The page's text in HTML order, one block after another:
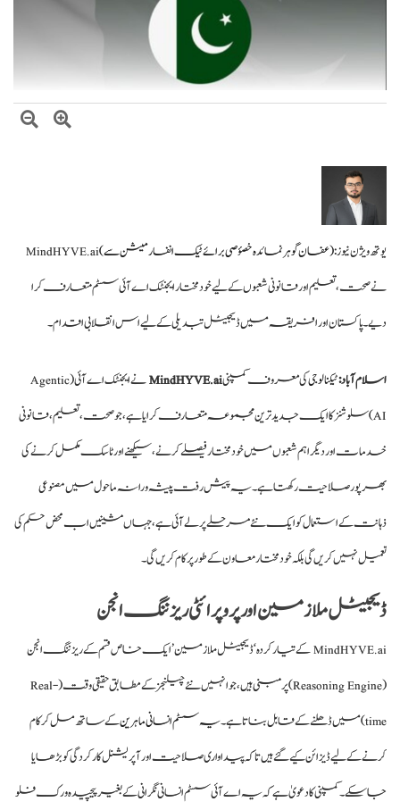
وزیراعظم شہباز شریف کا وفاقی وزارتوں اور ڈویژنز کی کارکردگی کا جامع جائزہ لینے کا
بلاول بھٹو کا آزاد کشمیر انتخابات پر دھاندلی کا الزام، ن لیگ پر سخت تنقید
یوتھ ویژن نیوز :( عفان گوہر نمائدہ خصؤصی برائے ٹیک انفارمیشن سے)MindHYVE.ai
نے صحت، تعلیم اور قانونی شعبوں کے لیے خود مختار ایجنٹک اے آئی سسٹم متعارف کرا
دیے۔ پاکستان اور افریقہ میں ڈیجیٹل تبدیلی کے لیے اس انقلابی اقدام۔
اسلام آباد :ٹیکنالوجیکی معروف کمپنیMindHYVE.ai
نے ایجنٹک اے آئی (Agentic
AI) سلوشنز کا ایک جدید ترین مجموعہ متعارف کرایا ہے، جو صحت، تعلیم، قانونی
خدمات اور دیگر اہم شعبوں میں خود مختار فیصلے کرنے، سیکھنے اور ٹاسک مکمل کرنے کی
بھرپور صلاحیت رکھتا ہے۔ یہ پیش رفت پیشہ ورانہ ماحول میں مصنوعی
ذہانت کے استعمال کو ایک نئے مرحلے پر لے آئی ہے، جہاں مشینیں اب محض حکم کی
تعمیل نہیں کریں گی بلکہ خود مختار معاون کے طور پر کام کریں گی۔
ڈیجیٹل ملازمین اور پروپرائٹی ریزننگ انجن
MindHYVE.ai کے تیار کردہ ‘ڈیجیٹل ملازمین’ ایک خاص قسم کے ریزننگ انجن
(Reasoning Engine) پر مبنی ہیں، جو انہیں نئے چیلنجز کے مطابق حقیقی وقت (Real-
time) میں ڈھلنے کے قابل بناتا ہے۔
یہ سسٹم انسانی ماہرینکے ساتھ مل کر کام
کرنے کے لیے ڈیزائن کیے گئے ہیں تاکہ پیداواری صلاحیت اور آپریشنل کارکردگی کو بڑھایا
جا سکے۔ کمپنی کا دعویٰ ہے کہ یہ اے آئی سسٹم انسانی نگرانی کے بغیر پیچیدہ ورک فلو